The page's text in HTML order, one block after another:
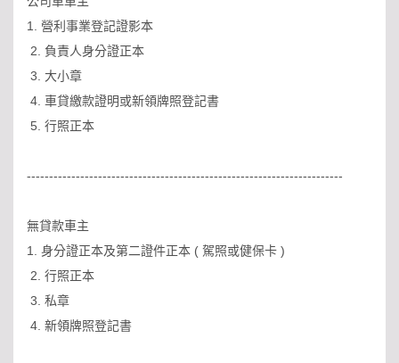
1. 營利事業登記證影本
2. 負責人身分證正本
3. 大小章
4. 車貸繳款證明或新領牌照登記書
5. 行照正本
-----------------------------------------------------------------------
無貸款車主
1. 身分證正本及第二證件正本 ( 駕照或健保卡 )
2. 行照正本
3. 私章
4. 新領牌照登記書